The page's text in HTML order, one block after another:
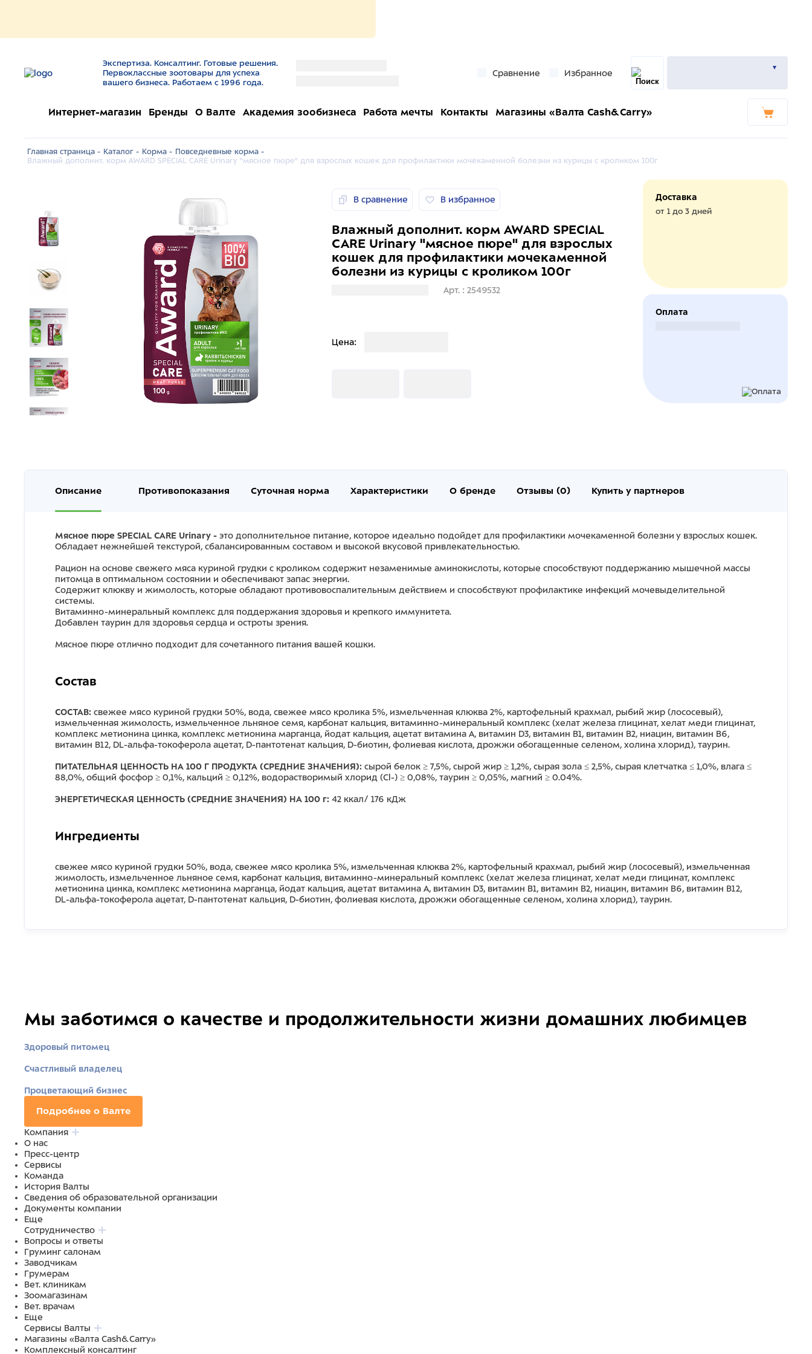
Экспертиза. Консалтинг. Готовые решения.
Первоклассные зоотовары для успеха
вашего бизнеса. Работаем с 1996 года.
Сравнение Избранное
Интернет-магазин Бренды О Валте Академия зообизнеса Работа мечты Контакты Магазины «Валта Cash&Carry»
Главная страница - Каталог - Корма - Повседневные корма -
Влажный дополнит. корм AWARD SPECIAL CARE Urinary "мясное пюре" для взрослых кошек для профилактики мочекаменной болезни из курицы с кроликом 100г
В сравнение В избранное
Влажный дополнит. корм AWARD SPECIAL
CARE Urinary "мясное пюре" для взрослых
кошек для профилактики мочекаменной
болезни из курицы с кроликом 100г
Арт. : 2549532
Цена:
Доставка
от 1 до 3 дней
Оплата
Описание Противопоказания Суточная норма Характеристики О бренде Отзывы (0) Купить у партнеров
Мясное пюре SPECIAL CARE Urinary - это дополнительное питание, которое идеально подойдет для профилактики мочекаменной болезни у взрослых кошек.
Обладает нежнейшей текстурой, сбалансированным составом и высокой вкусовой привлекательностью.
Рацион на основе свежего мяса куриной грудки с кроликом содержит незаменимые аминокислоты, которые способствуют поддержанию мышечной массы
питомца в оптимальном состоянии и обеспечивают запас энергии.
Содержит клюкву и жимолость, которые обладают противовоспалительным действием и способствуют профилактике инфекций мочевыделительной
системы.
Витаминно-минеральный комплекс для поддержания здоровья и крепкого иммунитета.
Добавлен таурин для здоровья сердца и остроты зрения.
Мясное пюре отлично подходит для сочетанного питания вашей кошки.
Состав
СОСТАВ: свежее мясо куриной грудки 50%, вода, свежее мясо кролика 5%, измельченная клюква 2%, картофельный крахмал, рыбий жир (лососевый),
измельченная жимолость, измельченное льняное семя, карбонат кальция, витаминно-минеральный комплекс (хелат железа глицинат, хелат меди глицинат,
комплекс метионина цинка, комплекс метионина марганца, йодат кальция, ацетат витамина А, витамин D3, витамин B1, витамин B2, ниацин, витамин B6,
витамин B12, DL-альфа-токоферола ацетат, D-пантотенат кальция, D-биотин, фолиевая кислота, дрожжи обогащенные селеном, холина хлорид), таурин.
ПИТАТЕЛЬНАЯ ЦЕННОСТЬ НА 100 Г ПРОДУКТА (СРЕДНИЕ ЗНАЧЕНИЯ): сырой белок ≥ 7,5%, сырой жир ≥ 1,2%, сырая зола ≤ 2,5%, сырая клетчатка ≤ 1,0%, влага ≤
88,0%, общий фосфор ≥ 0,1%, кальций ≥ 0,12%, водорастворимый хлорид (Cl-) ≥ 0,08%, таурин ≥ 0,05%, магний ≥ 0.04%.
ЭНЕРГЕТИЧЕСКАЯ ЦЕННОСТЬ (СРЕДНИЕ ЗНАЧЕНИЯ) НА 100 г: 42 ккал/ 176 кДж
Ингредиенты
свежее мясо куриной грудки 50%, вода, свежее мясо кролика 5%, измельченная клюква 2%, картофельный крахмал, рыбий жир (лососевый), измельченная
жимолость, измельченное льняное семя, карбонат кальция, витаминно-минеральный комплекс (хелат железа глицинат, хелат меди глицинат, комплекс
метионина цинка, комплекс метионина марганца, йодат кальция, ацетат витамина А, витамин D3, витамин B1, витамин B2, ниацин, витамин B6, витамин B12,
DL-альфа-токоферола ацетат, D-пантотенат кальция, D-биотин, фолиевая кислота, дрожжи обогащенные селеном, холина хлорид), таурин.
Мы заботимся о качестве и продолжительности жизни домашних любимцев
Здоровый питомец
Счастливый владелец
Процветающий бизнес
Подробнее о Валте
Компания
О нас
Пресс-центр
Сервисы
Команда
История Валты
Сведения об образовательной организации
Документы компании
Еще
Сотрудничество
Вопросы и ответы
Груминг салонам
Заводчикам
Грумерам
Вет. клиникам
Зоомагазинам
Вет. врачам
Еще
Сервисы Валты
Магазины «Валта Cash&Carry»
Комплексный консалтинг